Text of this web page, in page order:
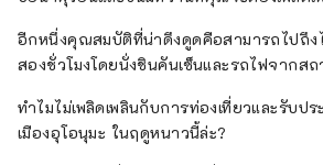
อีกหนึ่งคุณสมบัติที่น่าดึงดูดคือสามารถไปถึงไ
สองชั่วโมงโดยนั่งชินคันเซ็นและรถไฟจากสถ
ทำไมไม่เพลิดเพลินกับการท่องเที่ยวและรับป
เมืองอุโอนุมะ ในฤดูหนาวนี้ล่ะ?